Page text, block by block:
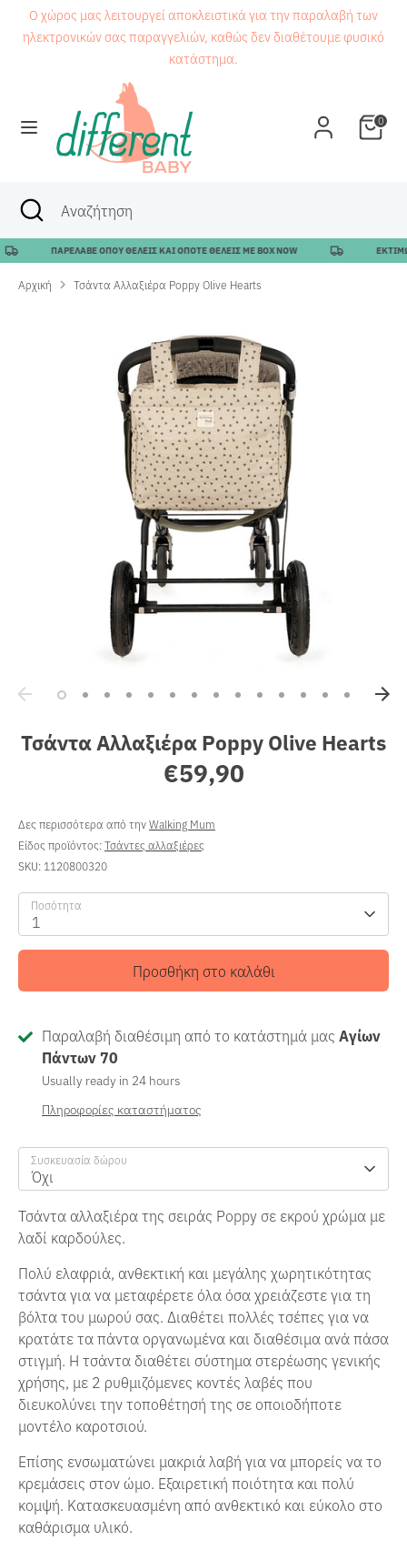
Μετάβαση
Ο χώρος μας λειτουργεί αποκλειστικά για την παραλαβή των
ηλεκτρονικών σας παραγγελιών, καθώς δεν διαθέτουμε φυσικό
κατάστημα.
0
Αναζήτηση
ΑναζήτησηΑναζήτηση
Κλείσιμο
αναζήτησης
ΠΑΡΕΛΑΒΕ ΟΠΟΥ ΘΕΛΕΙΣ ΚΑΙ ΟΠΟΤΕ ΘΕΛΕΙΣ ΜΕ BOX NOW
Αρχική Τσάντα Αλλαξιέρα Poppy Olive Hearts
Τσάντα Αλλαξιέρα Poppy Olive Hearts
€59,90
Δες περισσότερα από τηνWalking Mum
Είδος προϊόντος:Τσάντες αλλαξιέρες
SKU: 1120800320
Ποσότητα
1
Προσθήκη στο καλάθι
Παραλαβή διαθέσιμη από το κατάστημά μας Αγίων
Πάντων 70
Usually ready in 24 hours
Πληροφορίες καταστήματος
Συσκευασία δώρου
Όχι
Τσάντα αλλαξιέρα της σειράς Poppy σε εκρού χρώμα με
λαδί καρδούλες.
Πολύ ελαφριά, ανθεκτική και μεγάλης χωρητικότητας
τσάντα για να μεταφέρετε όλα όσα χρειάζεστε για τη
βόλτα του μωρού σας. Διαθέτει πολλές τσέπες για να
κρατάτε τα πάντα οργανωμένα και διαθέσιμα ανά πάσα
στιγμή. Η τσάντα διαθέτει σύστημα στερέωσης γενικής
χρήσης, με 2 ρυθμιζόμενες κοντές λαβές που
διευκολύνει την τοποθέτησή της σε οποιοδήποτε
μοντέλο καροτσιού.
Επίσης ενσωματώνει μακριά λαβή για να μπορείς να το
κρεμάσεις στον ώμο. Εξαιρετική ποιότητα και πολύ
κομψή. Κατασκευασμένη από ανθεκτικό και εύκολο στο
καθάρισμα υλικό.